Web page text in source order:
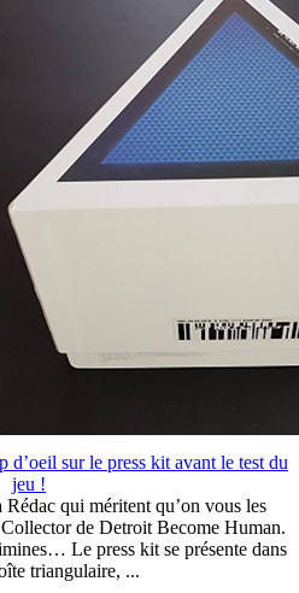
sur le press kit avant le test du
jeu !
qui méritent qu’on vous les
de Detroit Become Human.
Le press kit se présente dans
triangulaire, ...